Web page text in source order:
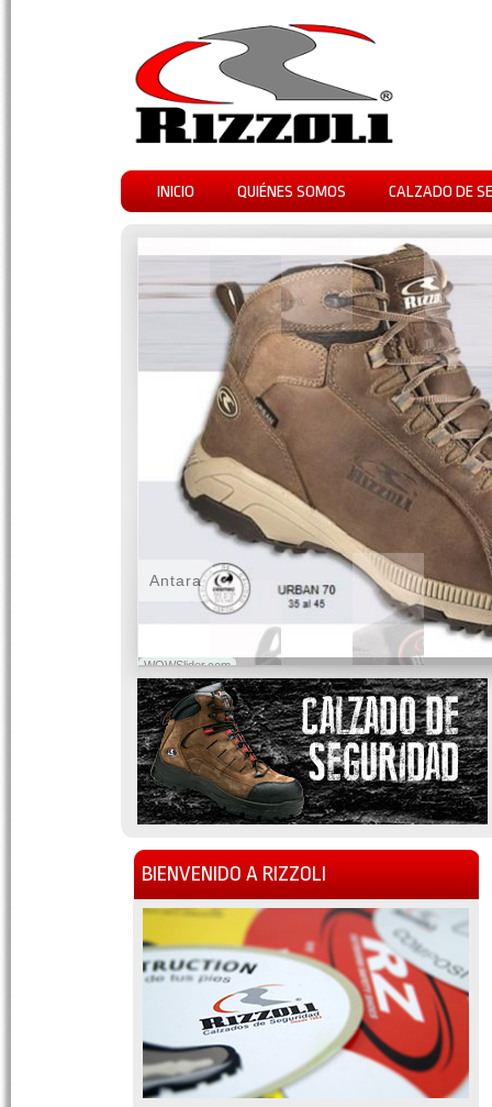
INICIO QUIÉNES SOMOS CALZADO DE
WOWSlider.com
Antara
BIENVENIDO A RIZZOLI